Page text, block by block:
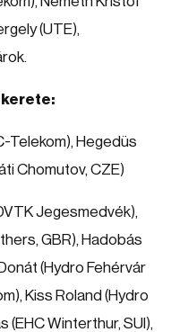
(UTE),
Telekom), Hegedüs
Chomutov, CZE)
Jegesmedvék),
GBR), Hadobás
(Hydro Fehérvár
Kiss Roland (Hydro
(EHC Winterthur, SUI),